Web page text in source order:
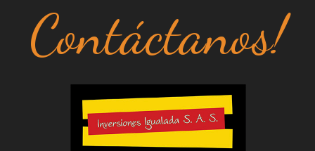
Contáctanos!